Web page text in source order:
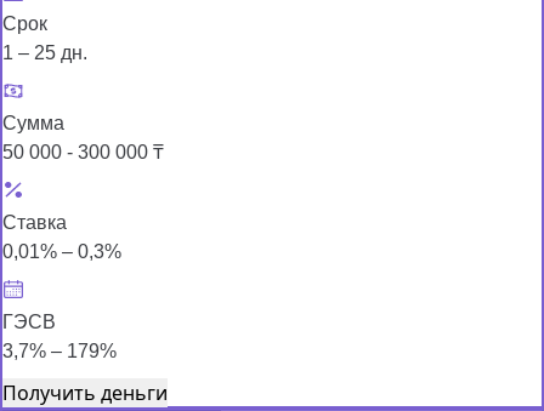
Срок
1 – 25 дн.
Сумма
50 000 - 300 000 ₸
Ставка
0,01% – 0,3%
ГЭСВ
3,7% – 179%
Получить деньги